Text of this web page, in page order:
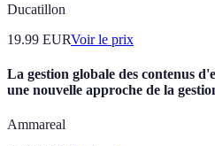
Ducatillon
19.99 EURVoir le prix
La gestion globale des contenus
une nouvelle approche de la
Ammareal